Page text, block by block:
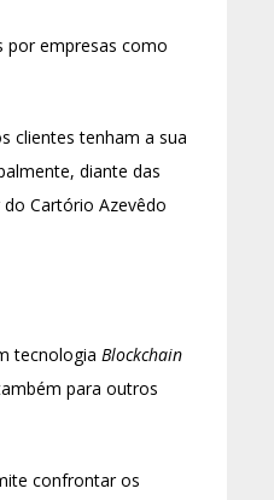
por empresas como
clientes tenham a sua
diante das
Cartório Azevêdo
tecnologia Blockchain
para outros
confrontar os